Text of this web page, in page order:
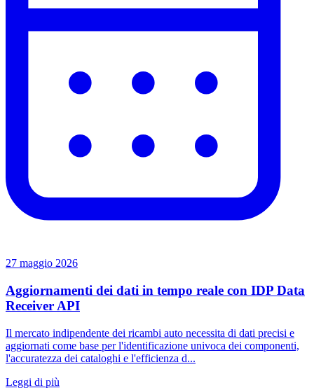
27 maggio 2026
Aggiornamenti dei dati in tempo reale con IDP Data
Receiver API
Il mercato indipendente dei ricambi auto necessita di dati precisi e
aggiornati come base per l'identificazione univoca dei componenti,
l'accuratezza dei cataloghi e l'efficienza d...
Leggi di più